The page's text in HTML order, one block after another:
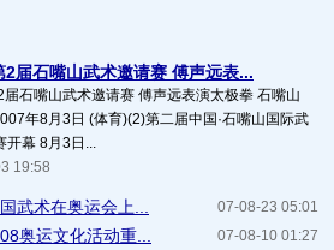
2届石嘴山武术邀请赛 傅声远表...
届石嘴山武术邀请赛 傅声远表演太极拳 石嘴山
年8月3日 (体育)(2)第二届中国·石嘴山国际武
开幕 8月3日...
19:58
07-08-23 05:01
武术在奥运会上...
07-08-10 01:27
奥运文化活动重...